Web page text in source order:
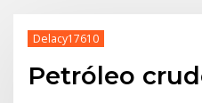
Delacy17610
Petróleo